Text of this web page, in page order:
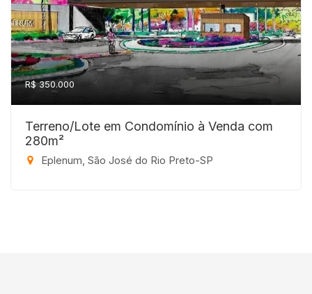
R$ 350.000
Terreno/Lote em Condomínio à Venda com
280m²
Eplenum, São José do Rio Preto-SP